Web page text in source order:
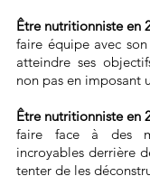
Être nutritionniste en
faire équipe avec
atteindre ses
non pas en imposant
Être nutritionniste en
faire face à des
incroyables derrière
tenter de les